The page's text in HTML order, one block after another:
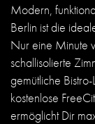
Modern,
Berlin ist die
Nur eine Minute
schallisolierte
gemütliche
kostenlose
ermöglicht Dir